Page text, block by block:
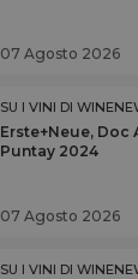
07 Agosto 2026
SU I VINI DI
Erste+Neue,
Puntay 2024
07 Agosto 2026
SU I VINI DI